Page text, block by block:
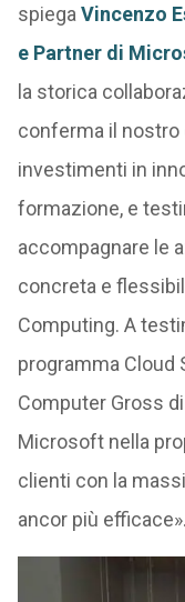
spiega Vincenzo
e Partner di
la storica
conferma il
investimenti in
formazione, e
accompagnare le
concreta e
Computing. A
programma Cloud
Computer Gross
Microsoft nella
clienti con la
ancor più efficace».